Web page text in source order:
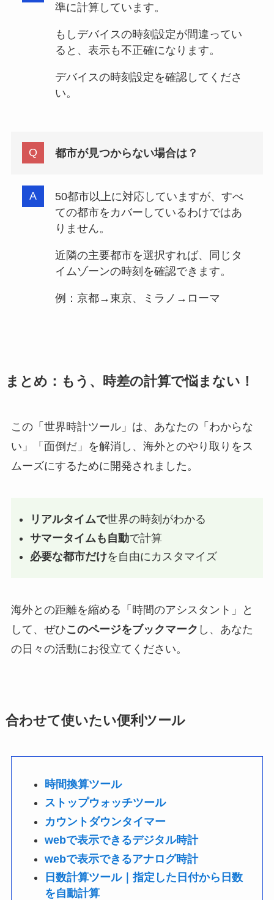
準に計算しています。
もしデバイスの時刻設定が間違ってい
ると、表示も不正確になります。
デバイスの時刻設定を確認してくださ
い。
都市が見つからない場合は？
50都市以上に対応していますが、すべ
ての都市をカバーしているわけではあ
りません。
近隣の主要都市を選択すれば、同じタ
イムゾーンの時刻を確認できます。
例：京都→東京、ミラノ→ローマ
まとめ：もう、時差の計算で悩まない！
この「世界時計ツール」は、あなたの「わからな
い」「面倒だ」を解消し、海外とのやり取りをス
ムーズにするために開発されました。
リアルタイムで世界の時刻がわかる
サマータイムも自動で計算
必要な都市だけを自由にカスタマイズ
海外との距離を縮める「時間のアシスタント」と
して、ぜひこのページをブックマーク し、あなた
の日々の活動にお役立てください。
合わせて使いたい便利ツール
時間換算ツール
ストップウォッチツール
カウントダウンタイマー
webで表示できるデジタル時計
webで表示できるアナログ時計
日数計算ツール｜指定した日付から日数
を自動計算